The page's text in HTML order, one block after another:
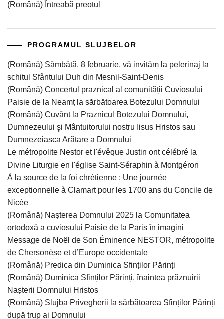
(Română) Întreabă preotul
PROGRAMUL SLUJBELOR
(Română) Sâmbătă, 8 februarie, vă invităm la pelerinaj la
schitul Sfântului Duh din Mesnil-Saint-Denis
(Română) Concertul praznical al comunității Cuviosului
Paisie de la Neamț la sărbătoarea Botezului Domnului
(Română) Cuvânt la Praznicul Botezului Domnului,
Dumnezeului şi Mântuitorului nostru Iisus Hristos sau
Dumnezeiasca Arătare a Domnului
Le métropolite Nestor et l'évêque Justin ont célébré la
Divine Liturgie en l'église Saint-Séraphin à Montgéron
À la source de la foi chrétienne : Une journée
exceptionnelle à Clamart pour les 1700 ans du Concile de
Nicée
(Română) Nașterea Domnului 2025 la Comunitatea
ortodoxă a cuviosului Paisie de la Paris în imagini
Message de Noël de Son Éminence NESTOR, métropolite
de Chersonèse et d’Europe occidentale
(Română) Predica din Duminica Sfinților Părinți
(Română) Duminica Sfinților Părinți, înaintea prăznuirii
Nașterii Domnului Hristos
(Română) Slujba Privegherii la sărbătoarea Sfinților Părinți
după trup ai Domnului